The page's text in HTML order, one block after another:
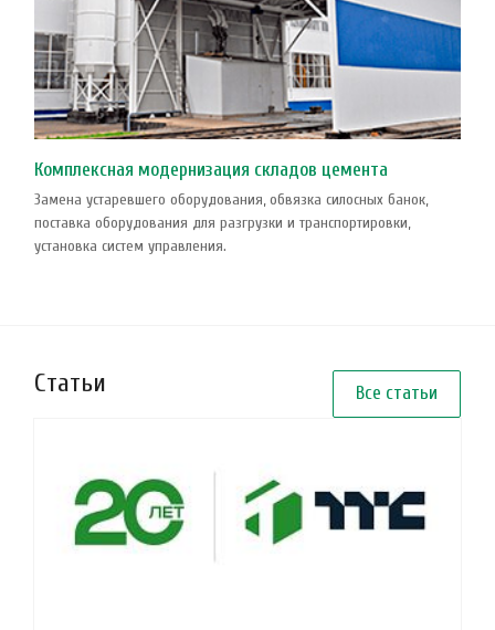
Комплексная модернизация складов цемента
Замена устаревшего оборудования, обвязка силосных банок,
поставка оборудования для разгрузки и транспортировки,
установка систем управления.
Все статьи
Статьи